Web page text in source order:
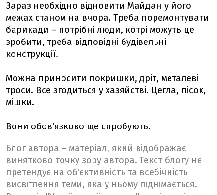
Зараз необхідно відновити Майдан у його
межах станом на вчора. Треба поремонтувати
барикади – потрібні люди, котрі можуть це
зробити, треба відповідні будівельні
конструкції.
Можна приносити покришки, дріт, металеві
троси. Все згодиться у хазяйстві. Цегла, пісок,
мішки.
Вони обов'язково ще спробують.
Блог автора – матеріал, який відображає
винятково точку зору автора. Текст блогу не
претендує на об'єктивність та всебічність
висвітлення теми, яка у ньому піднімається.